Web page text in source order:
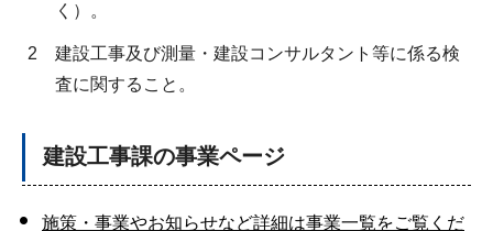
く）。
2
建設工事及び測量・建設コンサルタント等に係る検
査に関すること。
建設工事課の事業ページ
施策・事業やお知らせなど詳細は事業一覧をご覧くだ